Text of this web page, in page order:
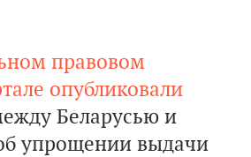
правовом
опубликовали
Беларусью и
упрощении выдачи